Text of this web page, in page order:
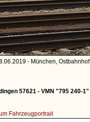
- München,
57621 - VMN "795 240-1"
Fahrzeugportrait